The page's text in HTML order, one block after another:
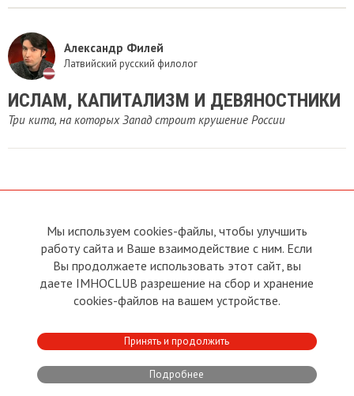
Александр Филей
Латвийский русский филолог
ИСЛАМ, КАПИТАЛИЗМ И ДЕВЯНОСТНИКИ
Три кита, на которых Запад строит крушение России
О сайте
Условия пользования
Политика конфиденциальности
Прямая связь с
Председателем
Прямая связь c членами клуба
Реклама
Контакты
Developed by:CRA
Club
Мы используем cookies-файлы, чтобы улучшить
работу сайта и Ваше взаимодействие с ним. Если
Вы продолжаете использовать этот сайт, вы
даете IMHOCLUB разрешение на сбор и хранение
cookies-файлов на вашем устройстве.
Принять и продолжить
Подробнее